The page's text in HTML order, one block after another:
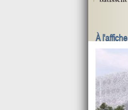
À l'affiche